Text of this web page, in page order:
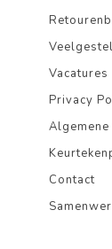
Vacatures
Privacy
Contact